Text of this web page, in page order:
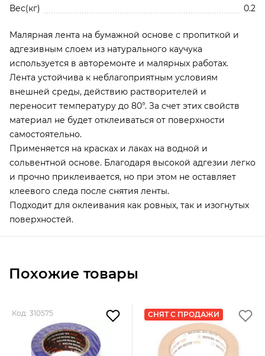
Вес(кг)
0.2
Малярная лента на бумажной основе с пропиткой и
адгезивным слоем из натурального каучука
используется в авторемонте и малярных работах.
Лента устойчива к неблагоприятным условиям
внешней среды, действию растворителей и
переносит температуру до 80°. За счет этих свойств
материал не будет отклеиваться от поверхности
самостоятельно.
Применяется на красках и лаках на водной и
сольвентной основе. Благодаря высокой адгезии легко
и прочно приклеивается, но при этом не оставляет
клеевого следа после снятия ленты.
Подходит для оклеивания как ровных, так и изогнутых
поверхностей.
Похожие товары
Код: 310575 СНЯТ С ПРОДАЖИ